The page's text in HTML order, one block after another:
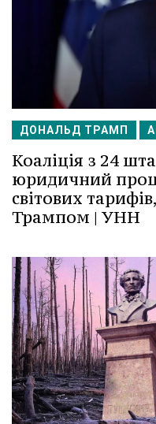
ДОНАЛЬД ТРАМП
Коаліція з 24
юридичний
світових
Трампом | УНН